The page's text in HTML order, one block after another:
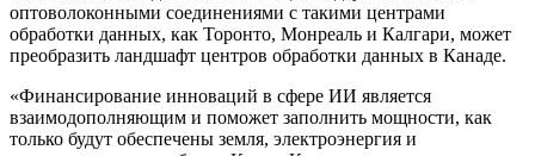
оптоволоконными соединениями с такими центрами
обработки данных, как Торонто, Монреаль и Калгари, может
преобразить ландшафт центров обработки данных в Канаде.
«Финансирование инноваций в сфере ИИ является
взаимодополняющим и поможет заполнить мощности, как
только будут обеспечены земля, электроэнергия и